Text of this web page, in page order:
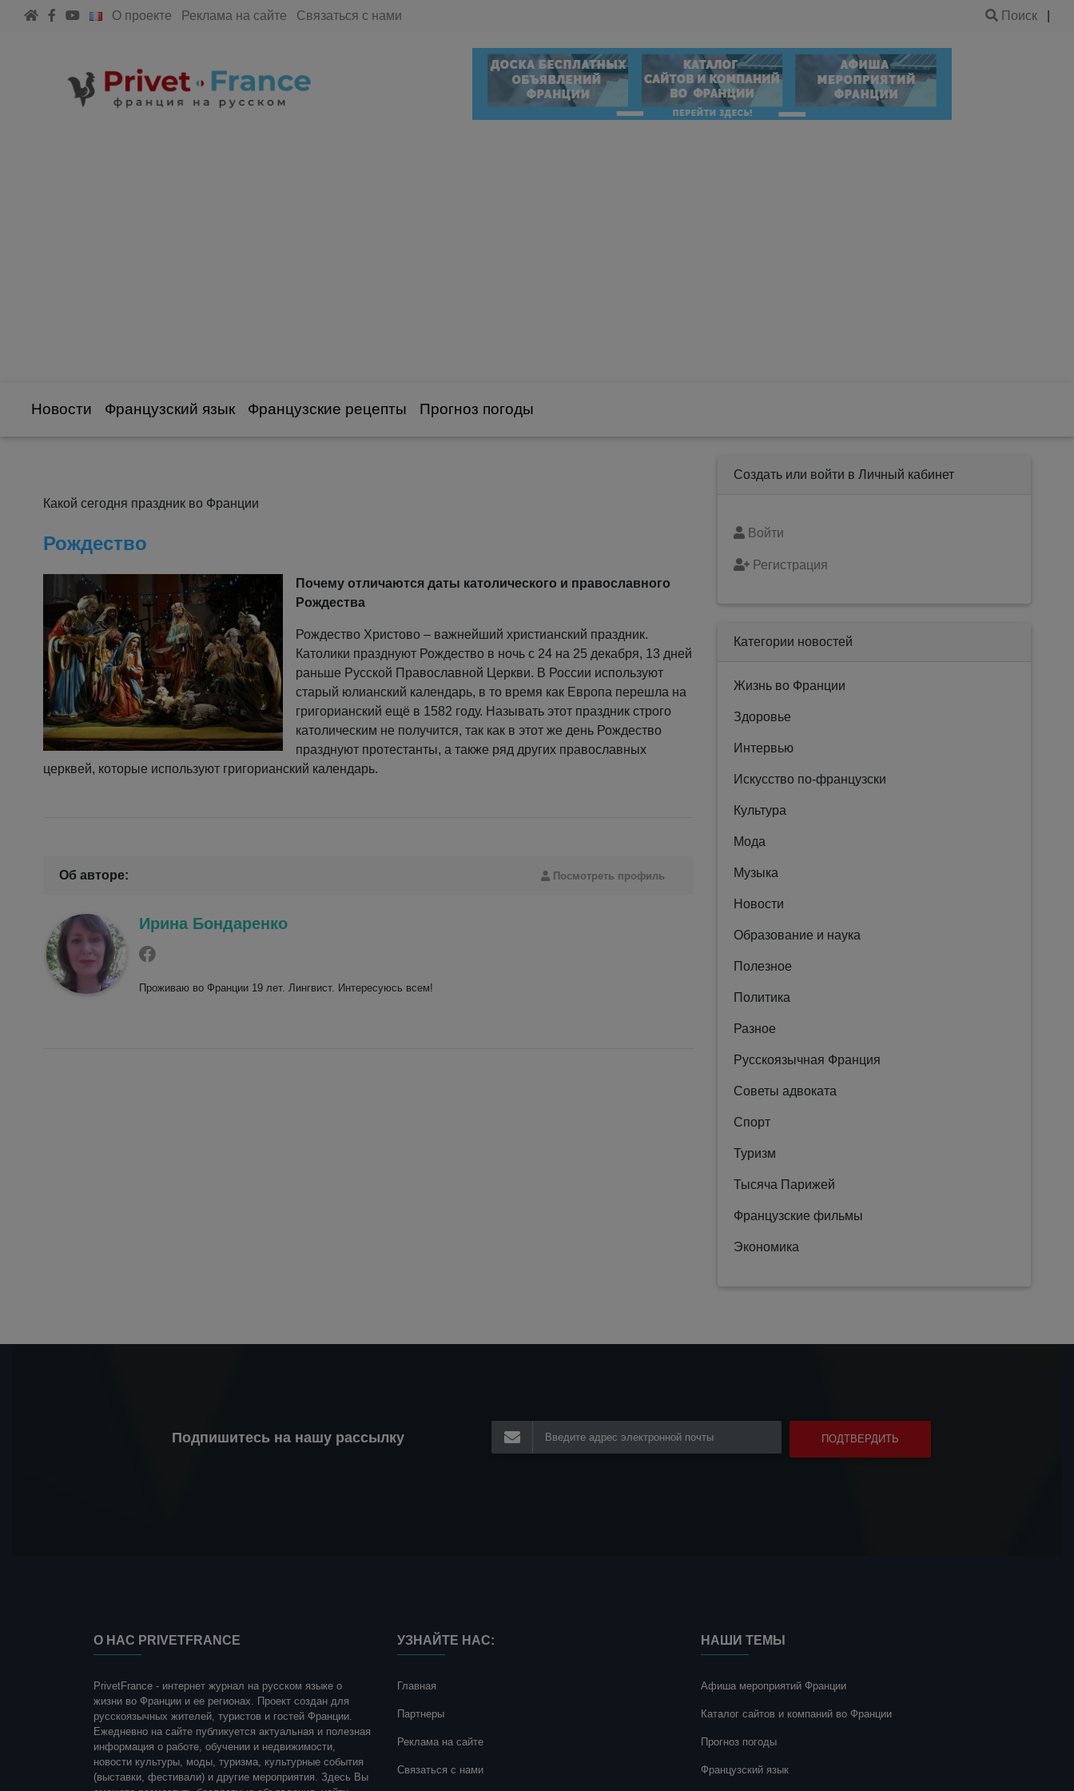
О проекте Реклама на сайте Связаться с нами Поиск
Новости Французский язык Французские рецепты Прогноз погоды
Какой сегодня праздник во Франции
Рождество
Почему отличаются даты католического и православного
Рождества
Рождество Христово – важнейший христианский праздник.
Католики празднуют Рождество в ночь с 24 на 25 декабря, 13 дней
раньше Русской Православной Церкви. В России используют
старый юлианский календарь, в то время как Европа перешла на
григорианский ещё в 1582 году. Называть этот праздник строго
католическим не получится, так как в этот же день Рождество
празднуют протестанты, а также ряд других православных
церквей, которые используют григорианский календарь.
Об авторе: Посмотреть профиль
Ирина Бондаренко
Проживаю во Франции 19 лет. Лингвист. Интересуюсь всем!
Создать или войти в Личный кабинет
Войти
Регистрация
Категории новостей
Жизнь во Франции
Здоровье
Интервью
Искусство по-французски
Культура
Мода
Музыка
Новости
Образование и наука
Полезное
Политика
Разное
Русскоязычная Франция
Советы адвоката
Спорт
Туризм
Тысяча Парижей
Французские фильмы
Экономика
Подпишитесь на нашу рассылку
О НАС PRIVETFRANCE
PrivetFrance - интернет журнал на русском языке о
жизни во Франции и ее регионах. Проект создан для
русскоязычных жителей, туристов и гостей Франции.
Ежедневно на сайте публикуется актуальная и полезная
информация о работе, обучении и недвижимости,
новости культуры, моды, туризма, культурные события
(выставки, фестивали) и другие мероприятия. Здесь Вы
УЗНАЙТЕ НАС:
Главная
Партнеры
Реклама на сайте
Связаться с нами
НАШИ ТЕМЫ
Афиша мероприятий Франции
Каталог сайтов и компаний во Франции
Прогноз погоды
Французский язык